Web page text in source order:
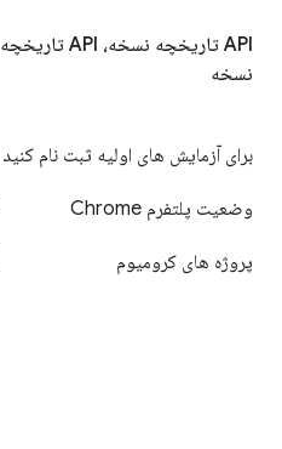
API تاریخچه نسخه، API تاریخچه
نسخه
برای آزمایش های اولیه ثبت نام کنید
وضعیت پلتفرم Chrome
پروژه های کرومیوم